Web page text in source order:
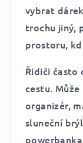
vybrat
trochu jiný,
prostoru,
Řidiči často
cestu.
organizér,
sluneční